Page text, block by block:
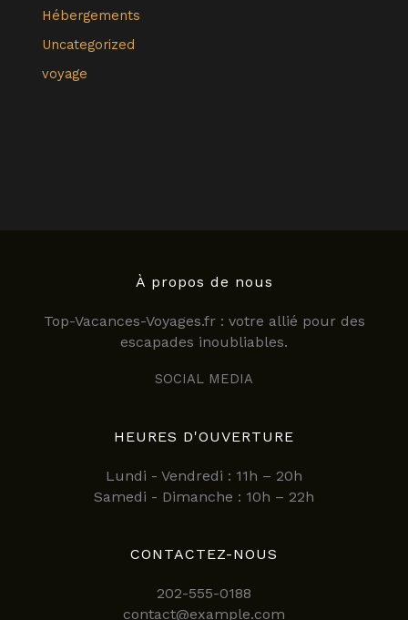
Hébergements
Uncategorized
voyage
À propos de nous
Top-Vacances-Voyages.fr : votre allié pour des
escapades inoubliables.
SOCIAL MEDIA
HEURES D'OUVERTURE
Lundi - Vendredi : 11h – 20h
Samedi - Dimanche : 10h – 22h
CONTACTEZ-NOUS
202-555-0188
contact@example.com